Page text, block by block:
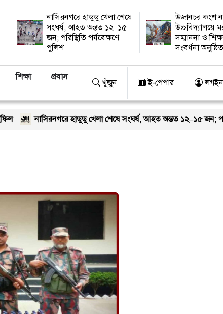
নাসিরনগরে হাডুডু খেলা শেষে
সংঘর্ষ, আহত অন্তত ১২–১৫
জন; পরিস্থিতি পর্যবেক্ষণে
পুলিশ
উজানচর কংশ
উচ্চবিদ্যালয়ে
সম্মাননা ও
সংবর্ধনা
শিক্ষা প্রবাস
খুঁজুন ই-পেপার লগইন
নাসিরনগরে হাডুডু খেলা শেষে সংঘর্ষ, আহত অন্তত ১২–১৫ জন;